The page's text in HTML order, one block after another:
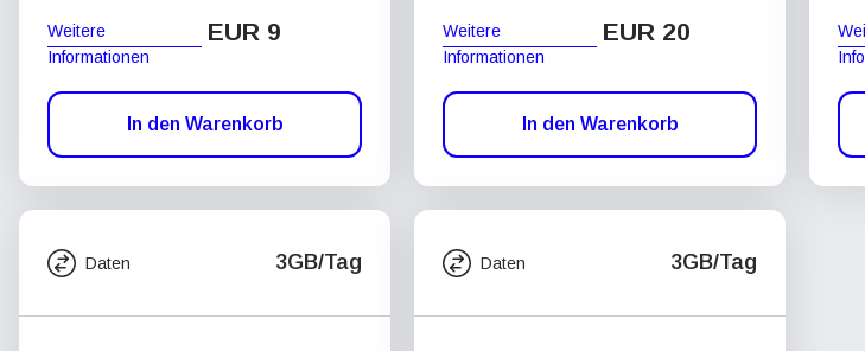
Weitere
Informationen
EUR 9
In den Warenkorb
Weitere
Informationen
EUR 20
In den Warenkorb
Daten 3GB/Tag Daten 3GB/Tag